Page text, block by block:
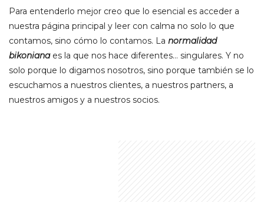
Para entenderlo mejor creo que lo esencial es acceder a
nuestra página principal y leer con calma no solo lo que
contamos, sino cómo lo contamos. La normalidad
bikoniana es la que nos hace diferentes… singulares. Y no
solo porque lo digamos nosotros, sino porque también se lo
escuchamos a nuestros clientes, a nuestros partners, a
nuestros amigos y a nuestros socios.